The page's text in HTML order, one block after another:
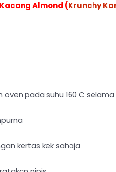
Almond (Krunchy
pada suhu 160 C
kertas kek sahaja